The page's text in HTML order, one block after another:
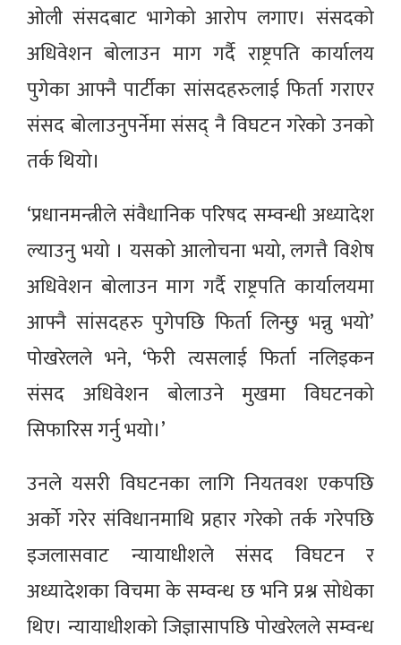
ओली संसदबाट भागेको आरोप लगाए। संसदको
अधिवेशन बोलाउन माग गर्दै राष्ट्रपति कार्यालय
पुगेका आफ्नै पार्टीका सांसदहरुलाई फिर्ता गराएर
संसद बोलाउनुपर्नेमा संसद् नै विघटन गरेको उनको
तर्क थियो।
‘प्रधानमन्त्रीले संवैधानिक परिषद सम्वन्धी अध्यादेश
ल्याउनु भयो । यसको आलोचना भयो, लगत्तै विशेष
अधिवेशन बोलाउन माग गर्दै राष्ट्रपति कार्यालयमा
आफ्नै सांसदहरु पुगेपछि फिर्ता लिन्छु भन्नु भयो’
पोखरेलले भने, ‘फेरी त्यसलाई फिर्ता नलिइकन
संसद अधिवेशन बोलाउने मुखमा विघटनको
सिफारिस गर्नु भयो।’
उनले यसरी विघटनका लागि नियतवश एकपछि
अर्को गरेर संविधानमाथि प्रहार गरेको तर्क गरेपछि
इजलासवाट न्यायाधीशले संसद विघटन र
अध्यादेशका विचमा के सम्वन्ध छ भनि प्रश्न सोधेका
थिए। न्यायाधीशको जिज्ञासापछि पोखरेलले सम्वन्ध